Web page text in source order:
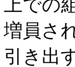
上での
増員さ
引き出